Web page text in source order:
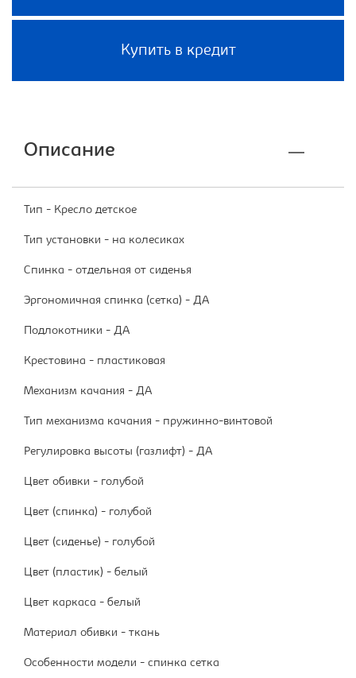
Купить в кредит
Описание
Тип - Кресло детское
Тип установки - на колесиках
Спинка - отдельная от сиденья
Эргономичная спинка (сетка) - ДА
Подлокотники - ДА
Крестовина - пластиковая
Механизм качания - ДА
Тип механизма качания - пружинно-винтовой
Регулировка высоты (газлифт) - ДА
Цвет обивки - голубой
Цвет (спинка) - голубой
Цвет (сиденье) - голубой
Цвет (пластик) - белый
Цвет каркаса - белый
Материал обивки - ткань
Особенности модели - спинка сетка